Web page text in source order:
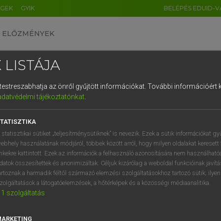
GYIK BELÉPÉS EDUID-
ELŐZMÉNYEK
szótár
VAN ELŐFIZETÉSED?
megtekintéséhez.
LISTÁJA
az önről gyűjtött információkat. További információért
tájékoztatónkat.
statisztikai sütiket „teljesítménysütiknek” is nevezik. Ezek a sütik információkat
használatának módjáról, többek között arról, hogy milyen oldalakat keresett
kattintott. Ezek az információk a felhasználó azonosítására nem
összesítettek és anonimizáltak. Céljuk kizárólag a weboldal funkcióinak
a harmadik féltől származó elemzési szolgáltatásokhoz tartozó sütik;
a látogatóelemzések, a hőtérképek és a közösségi médiaanalitika.
1 szolgáltatás
DE CN FR ES IT NL
1 2 3 4 5 6 7 8 9
q w e r t z u i
a s d f g h j k l é
í y x c v b n m , .